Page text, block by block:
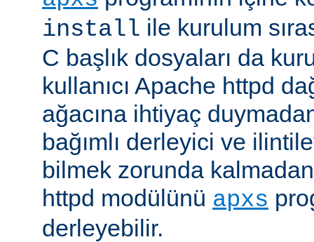
install ile kurulum
C başlık dosyaları da
kullanıcı Apache httpd
ağacına ihtiyaç
bağımlı derleyici ve
bilmek zorunda
httpd modülünü apxs
derleyebilir.